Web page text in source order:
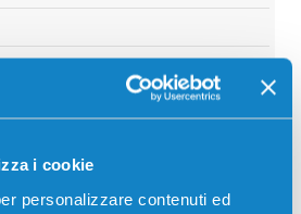
i cookie
personalizzare contenuti ed